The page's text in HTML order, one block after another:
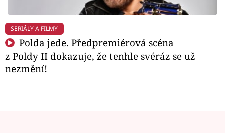
Sledujte nás
SERIÁLY A FILMY
Polda jede. Předpremiérová scéna
z Poldy II dokazuje, že tenhle svéráz se už
nezmění!